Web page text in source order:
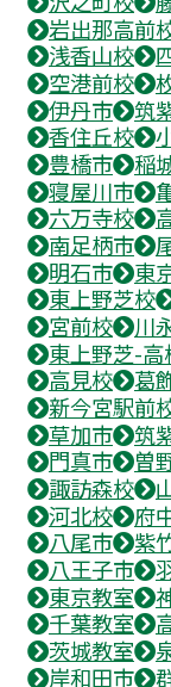
岩出那高前
浅香山校
空港前校
伊丹市
筑
香住丘校
豊橋市
稲
寝屋川市
六万寺校
南足柄市
明石市
東
東上野芝校
宮前校
川
東上野芝-高
高見校
葛
新今宮駅前
草加市
筑
門真市
曽
諏訪森校
河北校
府
八尾市
紫
八王子市
東京教室
千葉教室
茨城教室
岸和田市